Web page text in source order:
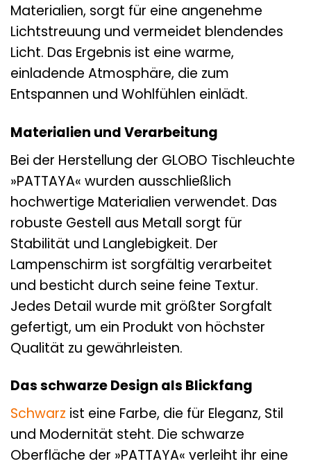
Materialien, sorgt für eine angenehme
Lichtstreuung und vermeidet blendendes
Licht. Das Ergebnis ist eine warme,
einladende Atmosphäre, die zum
Entspannen und Wohlfühlen einlädt.
Materialien und Verarbeitung
Bei der Herstellung der GLOBO Tischleuchte
»PATTAYA« wurden ausschließlich
hochwertige Materialien verwendet. Das
robuste Gestell aus Metall sorgt für
Stabilität und Langlebigkeit. Der
Lampenschirm ist sorgfältig verarbeitet
und besticht durch seine feine Textur.
Jedes Detail wurde mit größter Sorgfalt
gefertigt, um ein Produkt von höchster
Qualität zu gewährleisten.
Das schwarze Design als Blickfang
Schwarz ist eine Farbe, die für Eleganz, Stil
und Modernität steht. Die schwarze
Oberfläche der »PATTAYA« verleiht ihr eine